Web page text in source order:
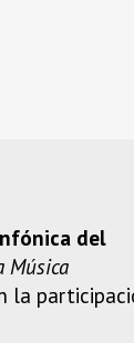
del
Música
la